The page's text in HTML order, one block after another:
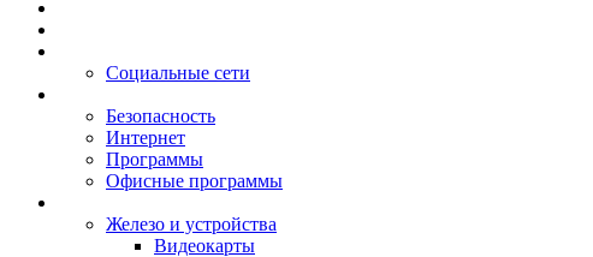
Социальные сети
Безопасность
Интернет
Программы
Офисные программы
Железо и устройства
Видеокарты